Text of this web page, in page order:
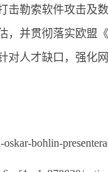
勒索软件攻击及
并贯彻落实欧盟
人才缺口，强化
bohlin-